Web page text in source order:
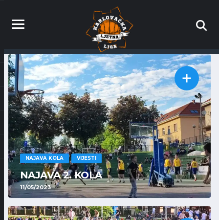
NAJAVA KOLA VIJESTI
NAJAVA 2. KOLA
11/05/2023